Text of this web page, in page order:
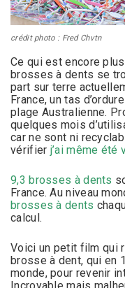
crédit photo : Fred Chvtn
Ce qui est encore
brosses à dents se
part sur terre
France, un tas
plage Australienne.
quelques mois
car ne sont ni
vérifier j’ai même été
9,3 brosses à dents
France. Au niveau
brosses à dents
calcul.
Voici un petit film qui
brosse à dent, qui en
monde, pour revenir